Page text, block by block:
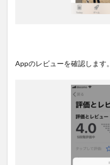
Appのレビューを確認します。